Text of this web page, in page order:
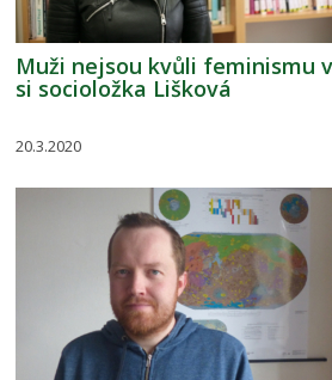
Muži nejsou kvůli feminismu
si socioložka Lišková
20.3.2020